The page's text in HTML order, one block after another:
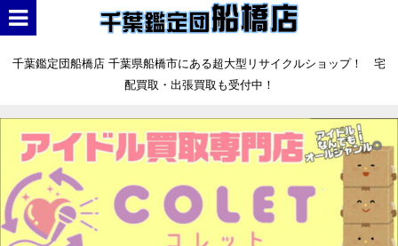
千葉鑑定団船橋店 千葉県船橋市にある超大型リサイクルショップ！ 宅
配買取・出張買取も受付中！